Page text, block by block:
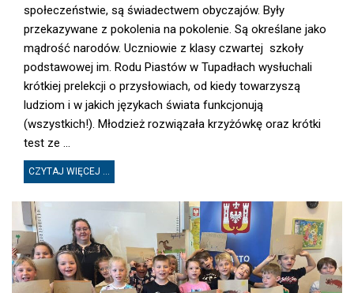
społeczeństwie, są świadectwem obyczajów. Były
przekazywane z pokolenia na pokolenie. Są określane jako
mądrość narodów. Uczniowie z klasy czwartej szkoły
podstawowej im. Rodu Piastów w Tupadłach wysłuchali
krótkiej prelekcji o przysłowiach, od kiedy towarzyszą
ludziom i w jakich językach świata funkcjonują
(wszystkich!). Młodzież rozwiązała krzyżówkę oraz krótki
test ze ...
CZYTAJ WIĘCEJ ...